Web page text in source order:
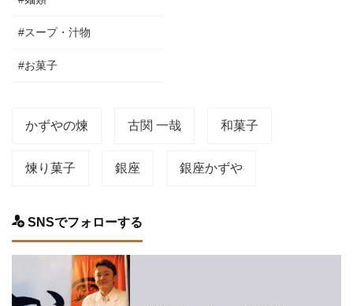
#スープ・汁物
#お菓子
かずやの煉 古関 一哉 和菓子
煉り菓子 銀座 銀座かずや
SNSでフォローする